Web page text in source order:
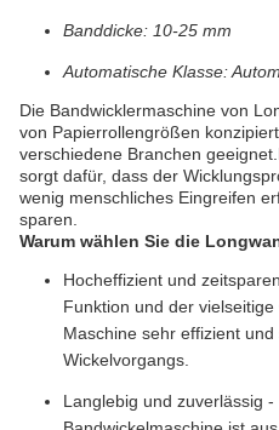
Banddicke: 10-25 mm
Automatische Klasse:
Die Bandwicklermaschine von
von Papierrollengrößen
verschiedene Branchen
sorgt dafür, dass der
wenig menschliches Eingreifen
sparen.
Warum wählen Sie die
Hocheffizient und
Funktion und der
Maschine sehr effizient
Wickelvorgangs.
Langlebig und zuverlässig